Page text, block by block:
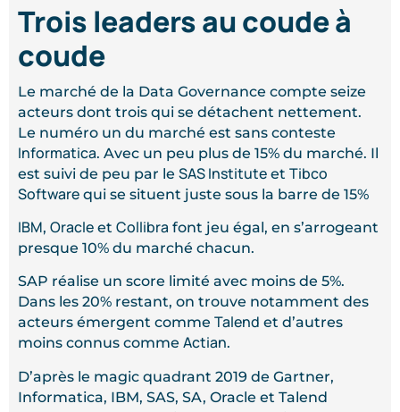
Trois leaders au coude à
coude
Le marché de la Data Governance compte seize
acteurs dont trois qui se détachent nettement.
Le numéro un du marché est sans conteste
Informatica. Avec un peu plus de 15% du marché. Il
est suivi de peu par le SAS Institute et Tibco
Software qui se situent juste sous la barre de 15%
IBM, Oracle et Collibra font jeu égal, en s’arrogeant
presque 10% du marché chacun.
SAP réalise un score limité avec moins de 5%.
Dans les 20% restant, on trouve notamment des
acteurs émergent comme Talend et d’autres
moins connus comme Actian.
D’après le magic quadrant 2019 de Gartner,
Informatica, IBM, SAS, SA, Oracle et Talend